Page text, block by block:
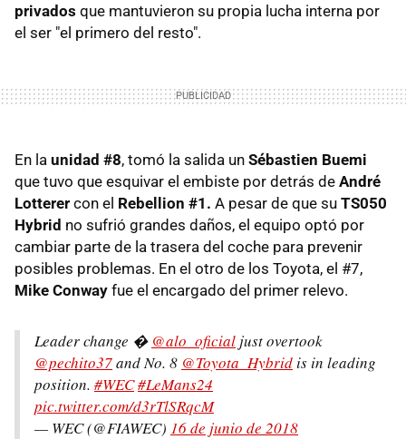
privados que mantuvieron su propia lucha interna por
el ser "el primero del resto".
En la unidad #8, tomó la salida un Sébastien Buemi
que tuvo que esquivar el embiste por detrás de André
Lotterer con el Rebellion #1. A pesar de que su TS050
Hybrid no sufrió grandes daños, el equipo optó por
cambiar parte de la trasera del coche para prevenir
posibles problemas. En el otro de los Toyota, el #7,
Mike Conway fue el encargado del primer relevo.
Leader change � @alo_oficial just overtook
@pechito37and No. 8 @Toyota_Hybridis in leading
position. #WEC#LeMans24
pic.twitter.com/d3rTlSRqcM
— WEC (@FIAWEC) 16 de junio de 2018